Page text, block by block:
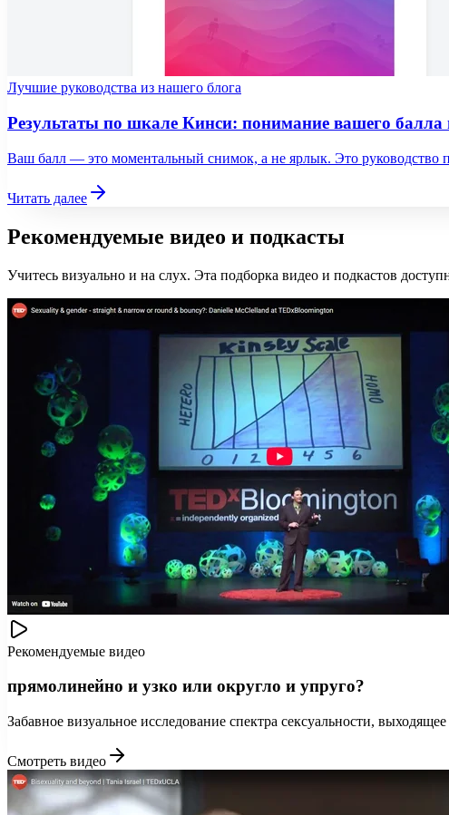
Лучшие руководства из нашего блога
Результаты по шкале Кинси: понимание вашего балла
Ваш балл — это моментальный снимок, а не ярлык. Это руководство
Читать далее
Рекомендуемые видео и подкасты
Учитесь визуально и на слух. Эта подборка видео и подкастов
Рекомендуемые видео
прямолинейно и узко или округло и упруго?
Забавное визуальное исследование спектра сексуальности,
Смотреть видео